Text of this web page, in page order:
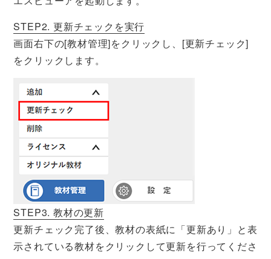
STEP2. 更新チェックを実行
画面右下の[教材管理]をクリックし、[更新チェック]
をクリックします。
STEP3. 教材の更新
更新チェック完了後、教材の表紙に「更新あり」と表
示されている教材をクリックして更新を行ってくださ